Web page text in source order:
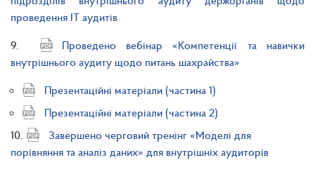
проведення ІТ аудитів
9.
Проведено вебінар «Компетенції та навички
внутрішнього аудиту щодо питань шахрайства»
Презентаційні матеріали (частина 1)
Презентаційні матеріали (частина 2)
10.
Завершено черговий тренінг «Моделі для
порівняння та аналіз даних» для внутрішніх аудиторів